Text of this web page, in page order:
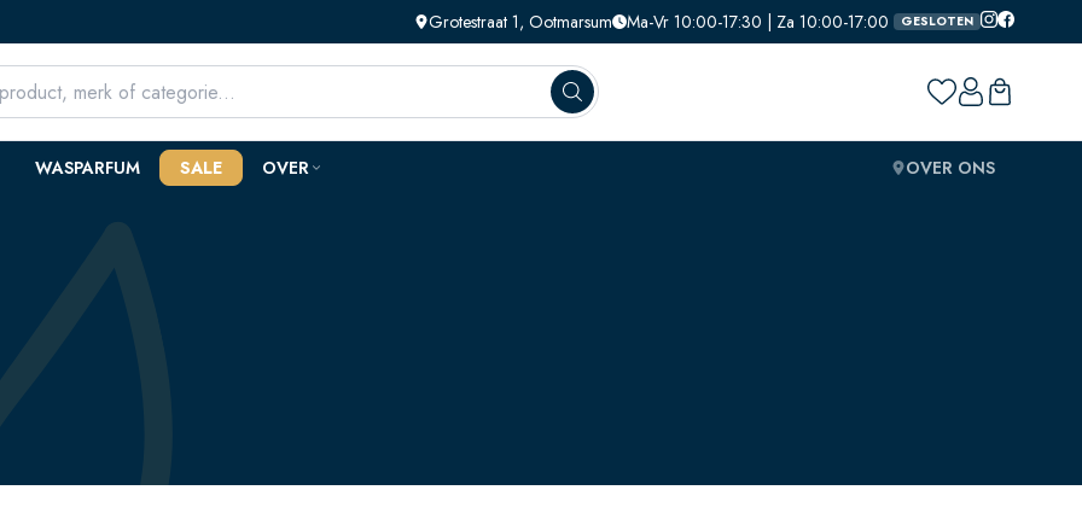
Grotestraat 1, Ootmarsum Ma-Vr 10:00-17:30 | Za 10:00-17:00 GESLOTEN
WASPARFUM SALE OVER OVER ONS